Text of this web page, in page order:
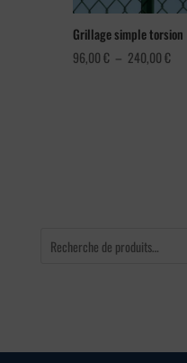
Grillage simple torsion
96,00€ – 240,00€Plage